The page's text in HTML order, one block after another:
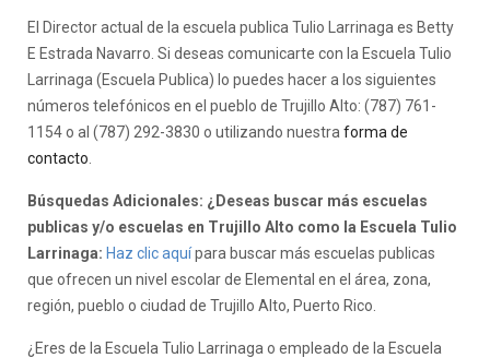
El Director actual de la escuela publica Tulio Larrinaga es Betty
E Estrada Navarro. Si deseas comunicarte con la Escuela Tulio
Larrinaga (Escuela Publica) lo puedes hacer a los siguientes
números telefónicos en el pueblo de Trujillo Alto: (787) 761-
1154 o al (787) 292-3830 o utilizando nuestra forma de
contacto
Búsquedas Adicionales: ¿Deseas buscar más escuelas
publicas y/o escuelas en Trujillo Alto como la Escuela Tulio
Larrinaga: Haz clic aquípara buscar más escuelas publicas
que ofrecen un nivel escolar de Elemental en el área, zona,
región, pueblo o ciudad de Trujillo Alto, Puerto Rico.
¿Eres de la Escuela Tulio Larrinaga o empleado de la Escuela